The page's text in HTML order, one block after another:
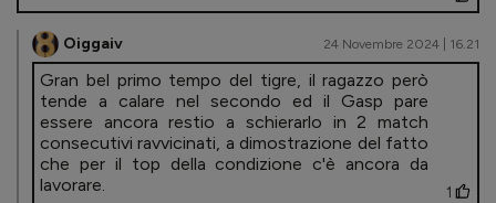
Oiggaiv 24 Novembre 2024 | 16.21
Gran bel primo tempo del tigre, il ragazzo però
tende a calare nel secondo ed il Gasp pare
essere ancora restio a schierarlo in 2 match
consecutivi ravvicinati, a dimostrazione del fatto
che per il top della condizione c'è ancora da
lavorare.
1